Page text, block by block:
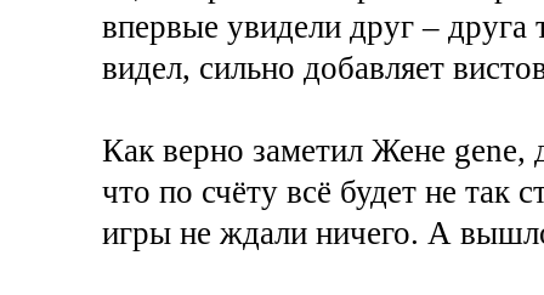
впервые увидели друг –
видел, сильно добавляет
Как верно заметил Жене
что по счёту всё будет не так
игры не ждали ничего. А